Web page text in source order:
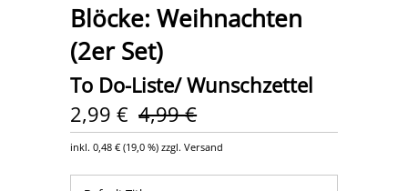
Blöcke: Weihnachten
(2er Set)
To Do-Liste/ Wunschzettel
2,99 € 4,99 €
inkl.0,48 € (19,0 %) zzgl. Versand